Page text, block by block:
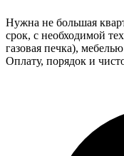
Нужна не большая
срок, с необходимой
газовая печка),
Оплату, порядок и